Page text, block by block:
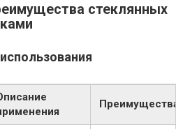
стеклянных
Преимущества